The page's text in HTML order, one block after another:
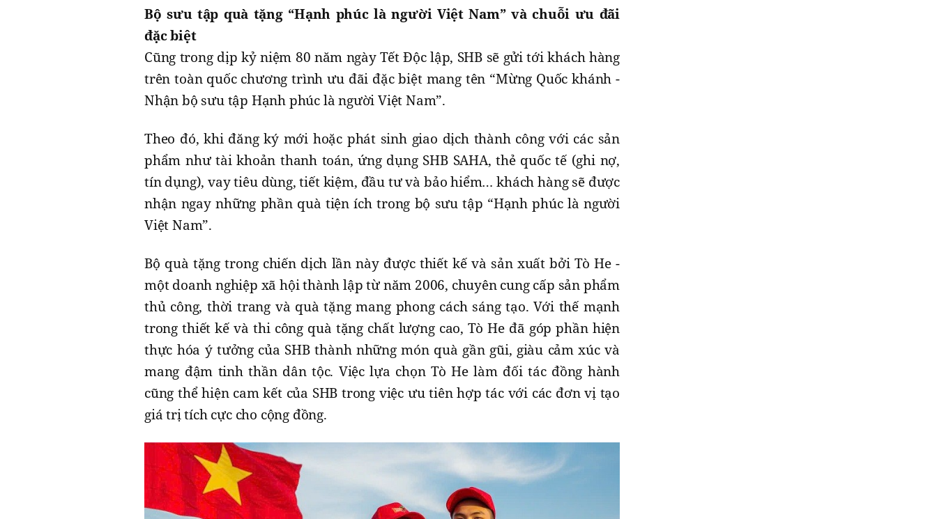
Bộ sưu tập quà tặng “Hạnh phúc là người Việt Nam” và chuỗi ưu đãi
đặc biệt
Cũng trong dịp kỷ niệm 80 năm ngày Tết Độc lập, SHB sẽ gửi tới khách hàng
trên toàn quốc chương trình ưu đãi đặc biệt mang tên “Mừng Quốc khánh -
Nhận bộ sưu tập Hạnh phúc là người Việt Nam”.
Theo đó, khi đăng ký mới hoặc phát sinh giao dịch thành công với các sản
phẩm như tài khoản thanh toán, ứng dụng SHB SAHA, thẻ quốc tế (ghi nợ,
tín dụng), vay tiêu dùng, tiết kiệm, đầu tư và bảo hiểm… khách hàng sẽ được
nhận ngay những phần quà tiện ích trong bộ sưu tập “Hạnh phúc là người
Việt Nam”.
Bộ quà tặng trong chiến dịch lần này được thiết kế và sản xuất bởi Tò He -
một doanh nghiệp xã hội thành lập từ năm 2006, chuyên cung cấp sản phẩm
thủ công, thời trang và quà tặng mang phong cách sáng tạo. Với thế mạnh
trong thiết kế và thi công quà tặng chất lượng cao, Tò He đã góp phần hiện
thực hóa ý tưởng của SHB thành những món quà gần gũi, giàu cảm xúc và
mang đậm tinh thần dân tộc. Việc lựa chọn Tò He làm đối tác đồng hành
cũng thể hiện cam kết của SHB trong việc ưu tiên hợp tác với các đơn vị tạo
giá trị tích cực cho cộng đồng.